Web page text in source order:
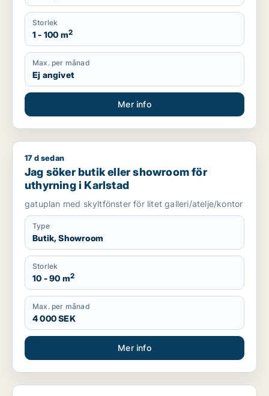
Storlek
1 - 100 m2
Max. per månad
Ej angivet
Mer info
Jag söker butik eller showroom för uthyrning i Karlstad
17 d sedan
Jag söker butik eller showroom för
uthyrning i Karlstad
gatuplan med skyltfönster för litet galleri/atelje/kontor
Type
Butik, Showroom
Storlek
10 - 90 m2
Max. per månad
4 000 SEK
Mer info